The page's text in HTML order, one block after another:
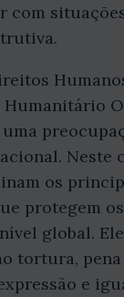
com
Neste
os
protegem
global.
tortura,
e